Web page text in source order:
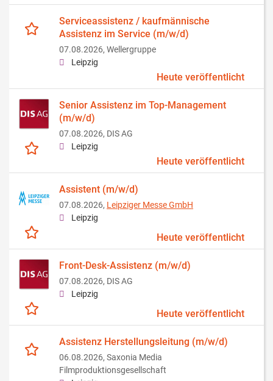
Serviceassistenz / kaufmännische
Assistenz im Service (m/w/d)
07.08.2026, Wellergruppe
Leipzig
Heute veröffentlicht
Senior Assistenz im Top-Management
(m/w/d)
07.08.2026, DIS AG
Leipzig
Heute veröffentlicht
Assistent (m/w/d)
07.08.2026, Leipziger Messe GmbH
Leipzig
Heute veröffentlicht
Front-Desk-Assistenz (m/w/d)
07.08.2026, DIS AG
Leipzig
Heute veröffentlicht
Assistenz Herstellungsleitung (m/w/d)
06.08.2026, Saxonia Media
Filmproduktionsgesellschaft